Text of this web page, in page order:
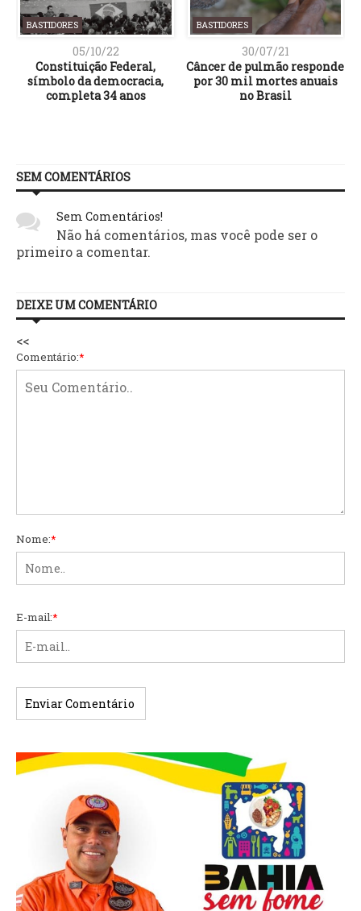
BASTIDORES
05/10/22
Constituição Federal,
símbolo da democracia,
completa 34 anos
BASTIDORES
30/07/21
Câncer de pulmão responde
por 30 mil mortes anuais
no Brasil
SEM COMENTÁRIOS
Sem Comentários!
Não há comentários, mas você pode ser o
primeiro a comentar.
DEIXE UM COMENTÁRIO
<<
Comentário:*
Nome:*
E-mail:*